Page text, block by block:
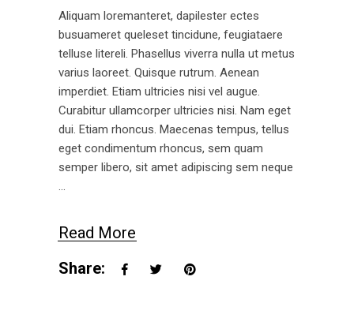
Aliquam loremanteret, dapilester ectes
busuameret queleset tincidune, feugiataere
telluse litereli. Phasellus viverra nulla ut metus
varius laoreet. Quisque rutrum. Aenean
imperdiet. Etiam ultricies nisi vel augue.
Curabitur ullamcorper ultricies nisi. Nam eget
dui. Etiam rhoncus. Maecenas tempus, tellus
eget condimentum rhoncus, sem quam
semper libero, sit amet adipiscing sem neque
Read More
Share: